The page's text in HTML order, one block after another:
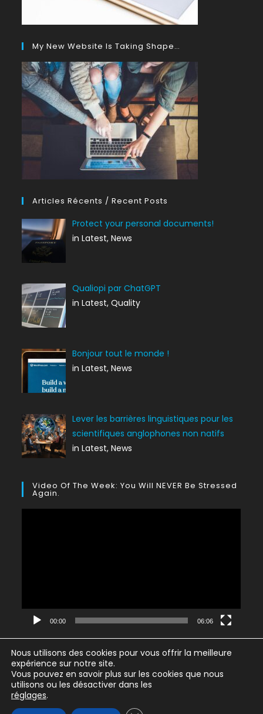
My New Website Is Taking Shape…
Articles Récents / Recent Posts
Protect your personal documents!
in Latest, News
Qualiopi par ChatGPT
in Latest, Quality
Bonjour tout le monde !
in Latest, News
Lever les barrières linguistiques pour les
scientifiques anglophones non natifs
in Latest, News
Video Of The Week: You Will NEVER Be Stressed
Again.
00:00 06:06
Politique de confidentialité
Nous utilisons des cookies pour vous offrir la meilleure
expérience sur notre site.
Vous pouvez en savoir plus sur les cookies que nous
utilisons ou les désactiver dans les
réglages.